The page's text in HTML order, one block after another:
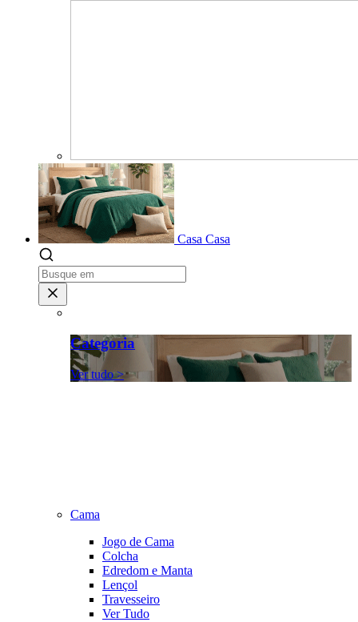
Casa Casa
Categoria
Ver tudo >
Cama
Jogo de Cama
Colcha
Edredom e Manta
Lençol
Travesseiro
Ver Tudo